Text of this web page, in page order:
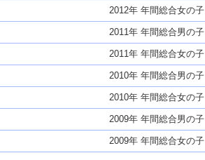
2012年 年間総合女の子
2011年 年間総合男の子
2011年 年間総合女の子
2010年 年間総合男の子
2010年 年間総合女の子
2009年 年間総合男の子
2009年 年間総合女の子